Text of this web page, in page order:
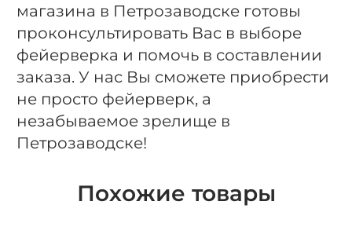
магазина в Петрозаводске готовы
проконсультировать Вас в выборе
фейерверка и помочь в составлении
заказа. У нас Вы сможете приобрести
не просто фейерверк, а
незабываемое зрелище в
Петрозаводске!
Похожие товары